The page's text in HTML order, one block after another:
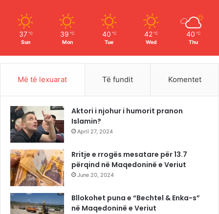
37 ℃
Sun
39 ℃
Mon
40 ℃
Tue
42 ℃
Wed
40 ℃
Thu
Më të lexuarat Të fundit Komentet
Aktori i njohur i humorit pranon
Islamin?
April 27, 2024
Rritje e rrogës mesatare për 13.7
përqind në Maqedoninë e Veriut
June 20, 2024
Bllokohet puna e “Bechtel & Enka-s”
në Maqedoninë e Veriut